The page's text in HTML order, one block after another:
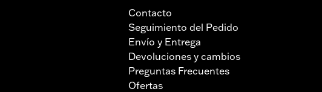
Contacto
Seguimiento del Pedido
Envío y Entrega
Devoluciones y cambios
Preguntas Frecuentes
Ofertas